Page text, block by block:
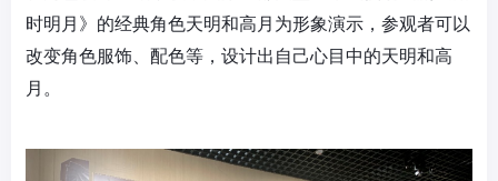
时明月》的经典角色天明和高月为形象演示，参观者可以
改变角色服饰、配色等，设计出自己心目中的天明和高
月。